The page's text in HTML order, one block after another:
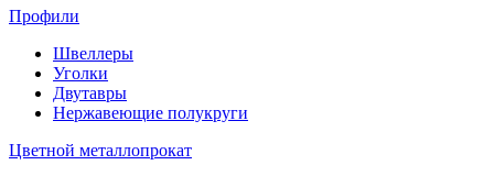
Профили
Швеллеры
Уголки
Двутавры
Нержавеющие полукруги
Цветной металлопрокат